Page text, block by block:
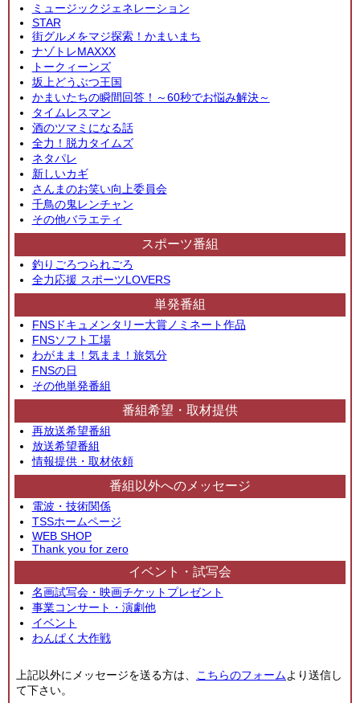
ミュージックジェネレーション
STAR
街グルメをマジ探索！かまいまち
ナゾトレMAXXX
トークィーンズ
坂上どうぶつ王国
かまいたちの瞬間回答！～60秒でお悩み解決～
タイムレスマン
酒のツマミになる話
全力！脱力タイムズ
ネタパレ
新しいカギ
さんまのお笑い向上委員会
千鳥の鬼レンチャン
その他バラエティ
スポーツ番組
釣りごろつられごろ
全力応援 スポーツLOVERS
単発番組
FNSドキュメンタリー大賞ノミネート作品
FNSソフト工場
わがまま！気まま！旅気分
FNSの日
その他単発番組
番組希望・取材提供
再放送希望番組
放送希望番組
情報提供・取材依頼
番組以外へのメッセージ
電波・技術関係
TSSホームページ
WEB SHOP
Thank you for zero
イベント・試写会
名画試写会・映画チケットプレゼント
事業コンサート・演劇他
イベント
わんぱく大作戦
上記以外にメッセージを送る方は、 こちらのフォームより送信し
て下さい。